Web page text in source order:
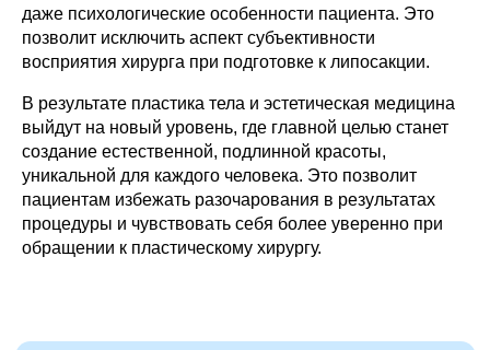
даже психологические особенности пациента. Это
позволит исключить аспект субъективности
восприятия хирурга при подготовке к липосакции.
В результате пластика тела и эстетическая медицина
выйдут на новый уровень, где главной целью станет
создание естественной, подлинной красоты,
уникальной для каждого человека. Это позволит
пациентам избежать разочарования в результатах
процедуры и чувствовать себя более уверенно при
обращении к пластическому хирургу.